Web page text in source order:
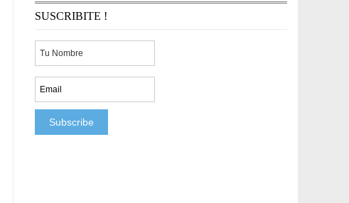
...
SUSCRIBITE !